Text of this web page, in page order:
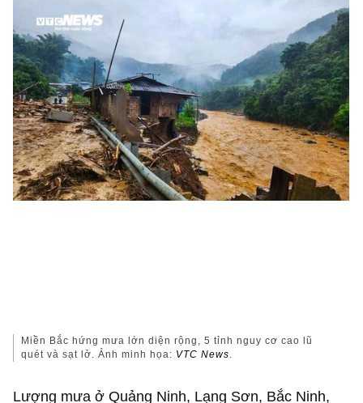
Miền Bắc hứng mưa lớn diện rộng, 5 tỉnh nguy cơ cao lũ
quét và sạt lở. Ảnh minh họa: VTC News
Lượng mưa ở Quảng Ninh, Lạng Sơn, Bắc Ninh,